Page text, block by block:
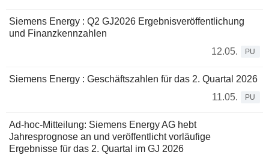
Siemens Energy : Q2 GJ2026 Ergebnisveröffentlichung
und Finanzkennzahlen
12.05.
PU
Siemens Energy : Geschäftszahlen für das 2. Quartal 2026
11.05.
PU
Ad-hoc-Mitteilung: Siemens Energy AG hebt
Jahresprognose an und veröffentlicht vorläufige
Ergebnisse für das 2. Quartal im GJ 2026